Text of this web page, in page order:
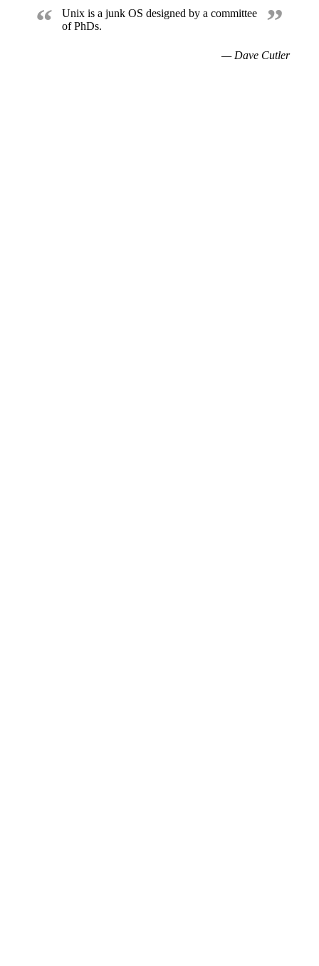
“
Unix is a junk OS designed by a committee
of PhDs.
”
— Dave Cutler